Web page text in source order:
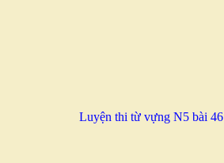
Luyện thi từ vựng N5 bài 46